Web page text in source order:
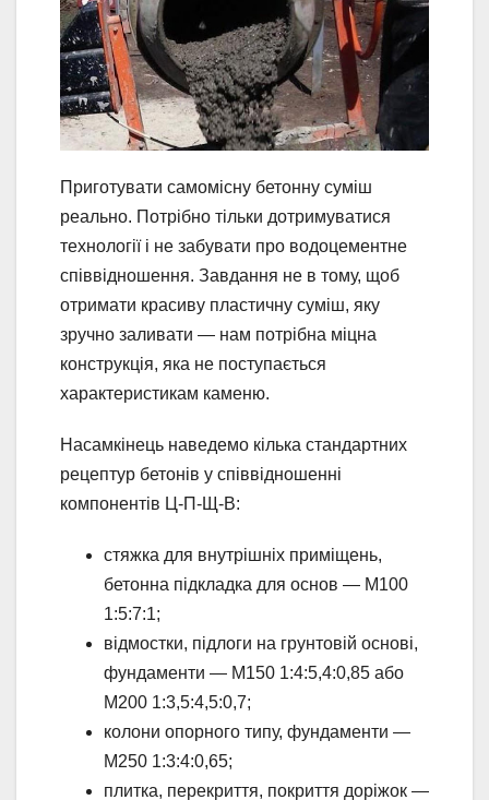
Приготувати самомісну бетонну суміш
реально. Потрібно тільки дотримуватися
технології і не забувати про водоцементне
співвідношення. Завдання не в тому, щоб
отримати красиву пластичну суміш, яку
зручно заливати — нам потрібна міцна
конструкція, яка не поступається
характеристикам каменю.
Насамкінець наведемо кілька стандартних
рецептур бетонів у співвідношенні
компонентів Ц-П-Щ-В:
стяжка для внутрішніх приміщень,
бетонна підкладка для основ — М100
1:5:7:1;
відмостки, підлоги на грунтовій основі,
фундаменти — М150 1:4:5,4:0,85 або
М200 1:3,5:4,5:0,7;
колони опорного типу, фундаменти —
М250 1:3:4:0,65;
плитка, перекриття, покриття доріжок —